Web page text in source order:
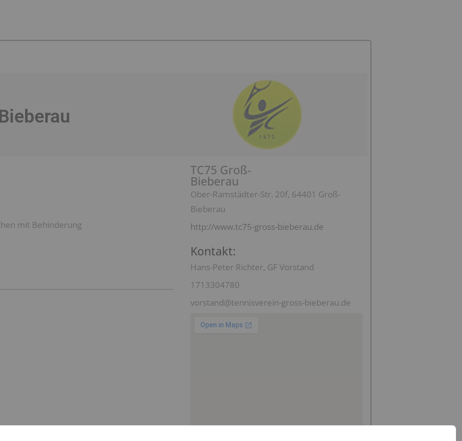
mit Behinderung
TC75 Groß-
Bieberau
Ober-Ramstädter-Str. 20f, 64401 Groß-
Bieberau
http://www.tc75-gross-bieberau.de
Kontakt:
Hans-Peter Richter, GF Vorstand
1713304780
vorstand@tennisverein-gross-bieberau.de